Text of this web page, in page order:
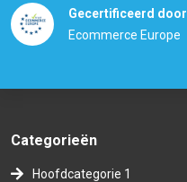
Gecertificeerd door
Ecommerce Europe
Categorieën
Hoofdcategorie 1